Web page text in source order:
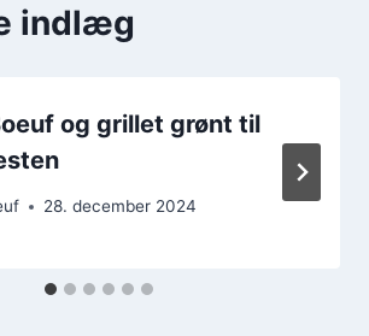
indlæg
og grillet grønt til
28. december 2024